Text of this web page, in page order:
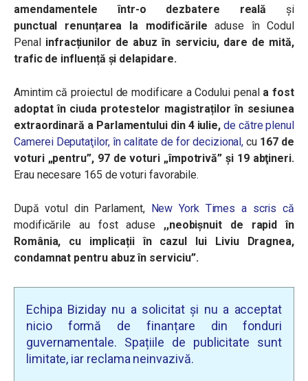
amendamentele într-o dezbatere reală și
punctual renunțarea la modificările aduse în Codul
Penal infracțiunilor de abuz în serviciu, dare de mită,
trafic de influență și delapidare.
Amintim că proiectul de modificare a Codului penala fost
adoptat în ciuda protestelor magistraților în sesiunea
extraordinară a Parlamentului din 4 iulie, de către plenul
Camerei Deputaţilor, în calitate de for decizional, cu 167 de
voturi „pentru”, 97 de voturi „împotrivă” şi 19 abţineri.
Erau necesare 165 de voturi favorabile.
După votul din Parlament, New York Times a scris că
modificările au fost aduse ,,neobișnuit de rapid în
România, cu implicații în cazul lui Liviu Dragnea,
condamnat pentru abuz în serviciu”.
Echipa Biziday nu a solicitat și nu a acceptat
nicio formă de finanțare din fonduri
guvernamentale. Spațiile de publicitate sunt
limitate, iar reclama neinvazivă.